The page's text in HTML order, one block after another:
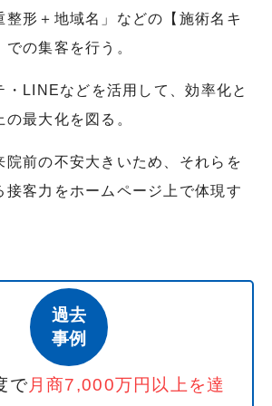
整形＋地域名」などの【施術名キ
での集客を行う。
・LINEなどを活用して、効率化と
の最大化を図る。
院前の不安大きいため、それらを
接客力をホームページ上で体現す
過去
事例
で 月商7,000万円以上を達